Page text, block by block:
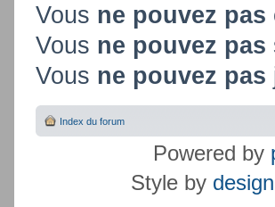
Vous ne pouvez pas
Vous ne pouvez pas
Vous ne pouvez pas
Index du forum
Powered by
Style by